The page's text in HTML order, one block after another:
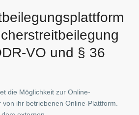
VO und § 36
die Möglichkeit zur Online-
ihr betriebenen Online-Plattform.